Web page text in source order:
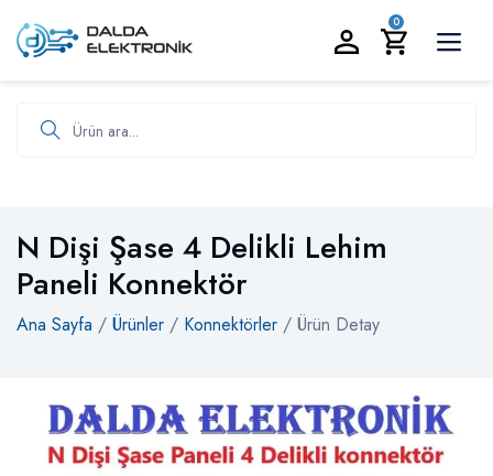
0
N Dişi Şase 4 Delikli Lehim
Paneli Konnektör
Ana Sayfa / Ürünler / Konnektörler / Ürün Detay